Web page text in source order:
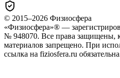
© 2015–2026 Физиосфера
«Физиосфера»® —
№ 948070. Все права защищены,
материалов запрещено. При
ссылка на fiziosfera.ru